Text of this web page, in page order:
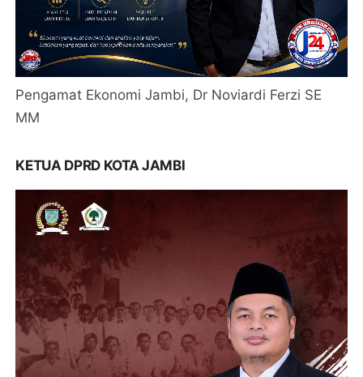
Pengamat Ekonomi Jambi, Dr Noviardi Ferzi SE
MM
KETUA DPRD KOTA JAMBI